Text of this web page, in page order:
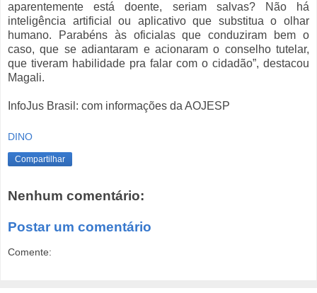
aparentemente está doente, seriam salvas? Não há
inteligência artificial ou aplicativo que substitua o olhar
humano. Parabéns às oficialas que conduziram bem o
caso, que se adiantaram e acionaram o conselho tutelar,
que tiveram habilidade pra falar com o cidadão”, destacou
Magali.
InfoJus Brasil: com informações da AOJESP
DINO
Compartilhar
Nenhum comentário:
Postar um comentário
Comente: